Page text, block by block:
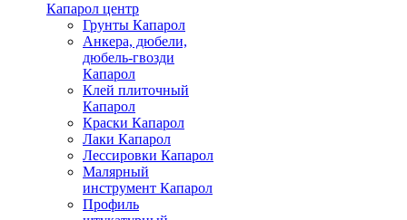
Капарол центр
Грунты Капарол
Анкера, дюбели,
дюбель-гвозди
Капарол
Клей плиточный
Капарол
Краски Капарол
Лаки Капарол
Лессировки Капарол
Малярный
инструмент Капарол
Профиль